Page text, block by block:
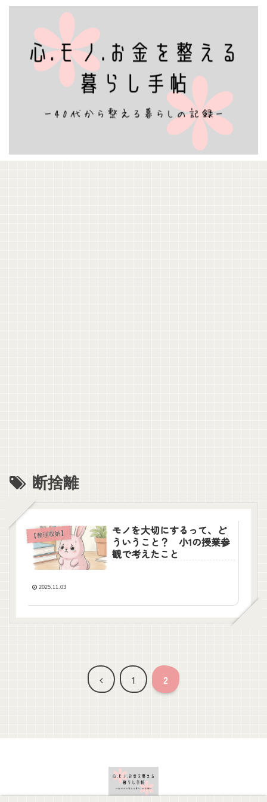
断捨離
【整理収納】
モノを大切にするって、ど
ういうこと？ 小1の授業参
観で考えたこと
2025.11.03
前
1 2